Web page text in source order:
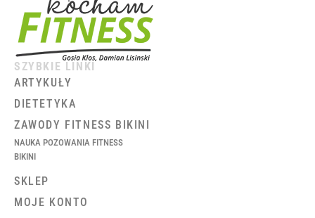
SZYBKIE LINKI
ARTYKUŁY
DIETETYKA
ZAWODY FITNESS BIKINI
NAUKA POZOWANIA FITNESS
BIKINI
SKLEP
MOJE KONTO